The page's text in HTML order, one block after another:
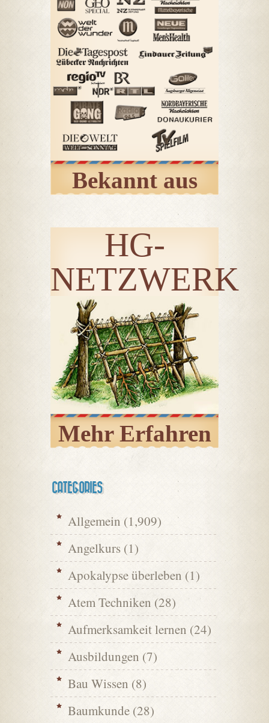
Bekannt aus
HG-
NETZWERK
Mehr Erfahren
CATEGORIES
Allgemein (1,909)
Angelkurs (1)
Apokalypse überleben (1)
Atem Techniken (28)
Aufmerksamkeit lernen (24)
Ausbildungen (7)
Bau Wissen (8)
Baumkunde (28)